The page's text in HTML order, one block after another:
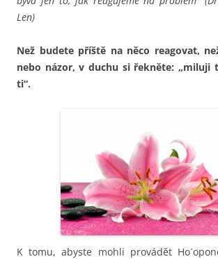
Len)
Než budete příště na něco reagovat,
nebo názor, v duchu si řekněte: „miluji
ti“.
K tomu, abyste mohli provádět